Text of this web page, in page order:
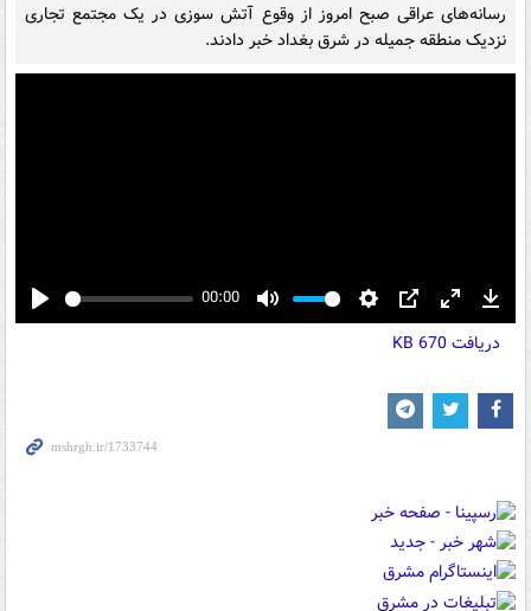
رسانه‌های عراقی صبح امروز از وقوع آتش سوزی در یک مجتمع تجاری
نزدیک منطقه جمیله در شرق بغداد خبر دادند.
Play
00:00
Mute Settings
PIP Enter
fullscreen
دریافت 670 KB